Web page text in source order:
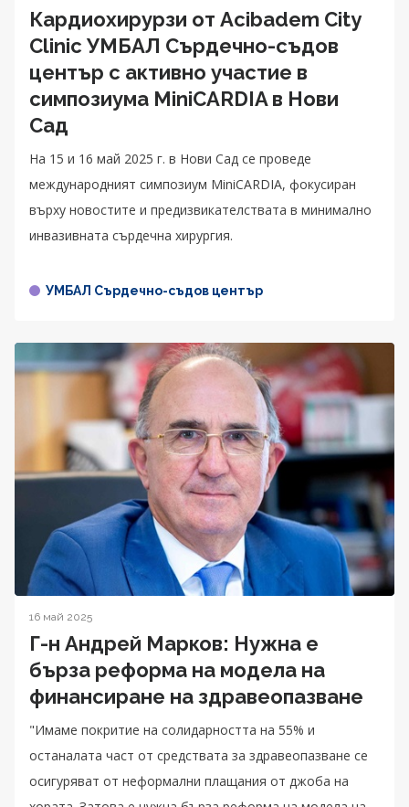
Кардиохирурзи от Acibadem City
Clinic УМБАЛ Сърдечно-съдов
център с активно участие в
симпозиума MiniCARDIA в Нови
Сад
На 15 и 16 май 2025 г. в Нови Сад се проведе
международният симпозиум MiniCARDIA, фокусиран
върху новостите и предизвикателствата в минимално
инвазивната сърдечна хирургия.
УМБАЛ Сърдечно-съдов център
16 май 2025
Г-н Андрей Марков: Нужна е
бърза реформа на модела на
финансиране на здравеопазване
"Имаме покритие на солидарността на 55% и
останалата част от средствата за здравеопазване се
осигуряват от неформални плащания от джоба на